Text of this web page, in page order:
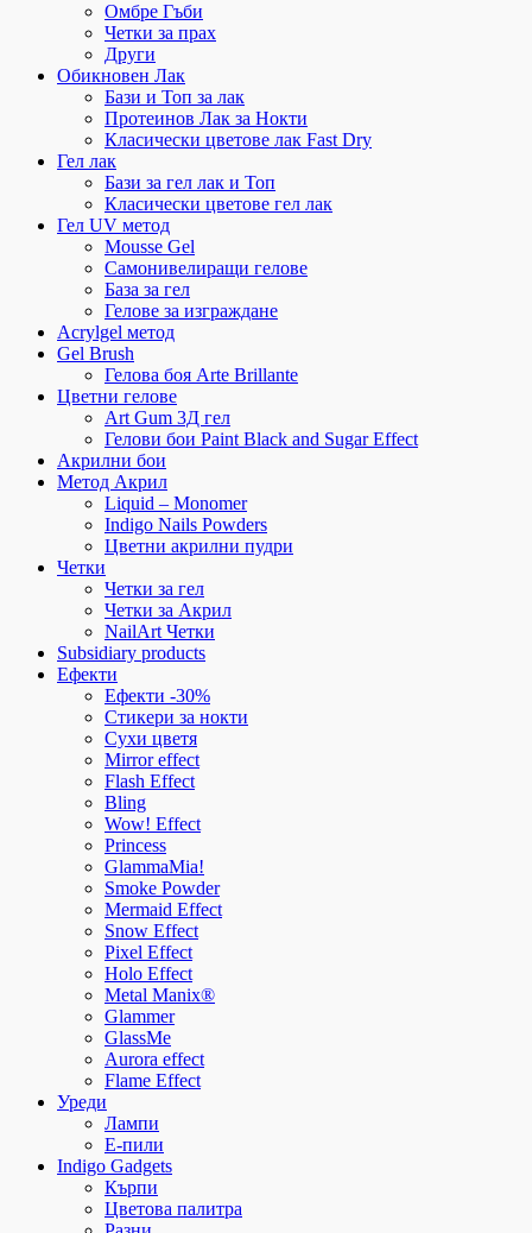
Омбре Гъби
Четки за прах
Други
Обикновен Лак
Бази и Топ за лак
Протеинов Лак за Нокти
Класически цветове лак Fast Dry
Гел лак
Бази за гел лак и Топ
Класически цветове гел лак
Гел UV метод
Mousse Gel
Самонивелиращи гелове
База за гел
Гелове за изграждане
Acrylgel метод
Gel Brush
Гелова боя Arte Brillante
Цветни гелове
Art Gum 3Д гел
Гелови бои Paint Black and Sugar Effect
Акрилни бои
Метод Акрил
Liquid – Monomer
Indigo Nails Powders
Цветни акрилни пудри
Четки
Четки за гел
Четки за Акрил
NailArt Четки
Subsidiary products
Ефекти
Ефекти -30%
Стикери за нокти
Сухи цветя
Mirror effect
Flash Effect
Bling
Wow! Effect
Princess
GlammaMia!
Smoke Powder
Mermaid Effect
Snow Effect
Pixel Effect
Holo Effect
Metal Manix®
Glammer
GlassMe
Aurora effect
Flame Effect
Уреди
Лампи
E-пили
Indigo Gadgets
Кърпи
Цветова палитра